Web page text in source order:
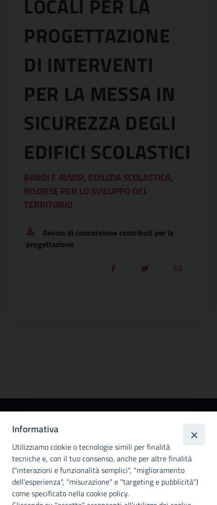
LOCALI PER LA
PROGETTAZIONE
DI INTERVENTI
PER LA MESSA IN
SICUREZZA DEGLI
EDIFICI SCOLASTICI
BANDI E AVVISI, EDILIZIA SCOLASTICA,
RISORSE PER LO SVILUPPO DEL
TERRITORIO
Avviso di concessione contributi per la
progettazione
metropolitana di
Palermo
Info e contatti
Città Metropoliitana di Palermo
Via Maqueda, 100 - 90134 - Palermo
Cod. Fisc. 80021470820
Informativa
Utilizziamo cookie o tecnologie simili per finalità
tecniche e, con il tuo consenso, anche per altre finalità
("interazioni e funzionalità semplici", "miglioramento
dell'esperienza", "misurazione" e "targeting e pubblicità")
come specificato nella cookie policy.